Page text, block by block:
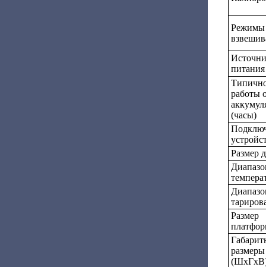
Режимы
питания
работы
(часы)
Размер
Размер
размеры